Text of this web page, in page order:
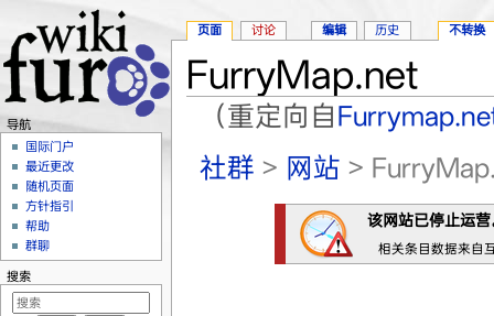
FurryMap.net
（重定向自
社群 > 网站 >
该网站已停止运营
相关条目数据来自
页面 讨论 编辑 历史 不转换
导航
国际门户
最近更改
随机页面
方针指引
帮助
群聊
搜索